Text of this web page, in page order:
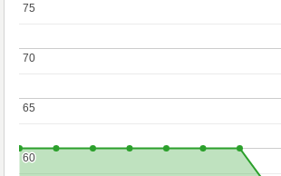
60
60
65
65
70
70
75
75